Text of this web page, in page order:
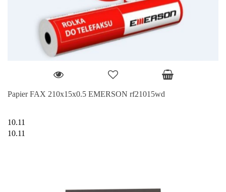
Papier FAX 210x15x0.5 EMERSON rf21015wd
10.11
10.11